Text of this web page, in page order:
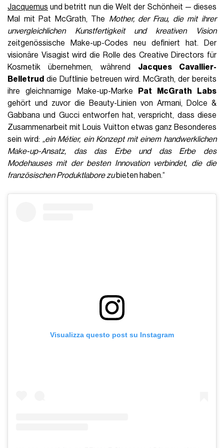
Jacquemus und betritt nun die Welt der Schönheit — dieses
Mal mit Pat McGrath, The Mother, der Frau, die mit ihrer
unvergleichlichen Kunstfertigkeit und kreativen Vision
zeitgenössische Make-up-Codes neu definiert hat. Der
visionäre Visagist wird die Rolle des Creative Directors für
Kosmetik übernehmen, während Jacques Cavallier-
Belletrud die Duftlinie betreuen wird. McGrath, der bereits
ihre gleichnamige Make-up-Marke
Pat McGrath Labs
gehört und zuvor die Beauty-Linien von Armani, Dolce &
Gabbana und Gucci entworfen hat, verspricht, dass diese
Zusammenarbeit mit Louis Vuitton etwas ganz Besonderes
sein wird:„ein Métier, ein Konzept mit einem handwerklichen
Make-up-Ansatz, das das Erbe und das Erbe des
Modehauses mit der besten Innovation verbindet, die die
französischen Produktlabore zubieten haben.“
Visualizza questo post su Instagram